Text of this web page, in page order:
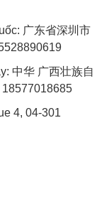
广东省深圳市
中华 广西壮族自
4, 04-301